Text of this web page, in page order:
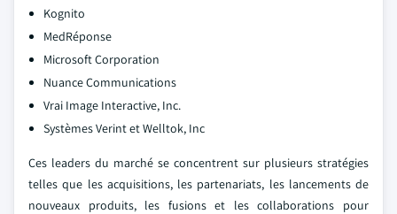
Kognito
MedRéponse
Microsoft Corporation
Nuance Communications
Vrai Image Interactive, Inc.
Systèmes Verint et Welltok, Inc
Ces leaders du marché se concentrent sur plusieurs stratégies
telles que les acquisitions, les partenariats, les lancements de
nouveaux produits, les fusions et les collaborations pour